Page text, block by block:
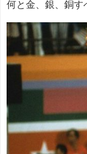
何と金、銀、銅す